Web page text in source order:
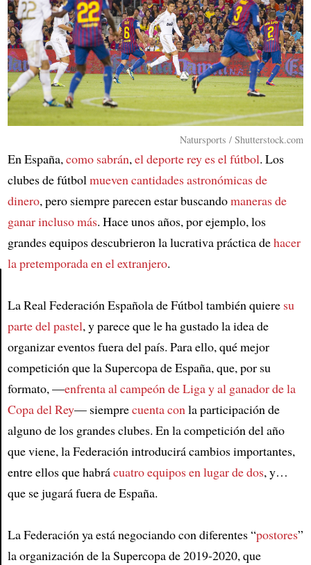
Article
Natursports / Shutterstock.com
En España,como sabrán,el deporte rey es el fútbol. Los
clubes de fútbolmueven cantidades astronómicas de
dinero, pero siempre parecen estar buscandomaneras de
ganar incluso más. Hace unos años, por ejemplo, los
grandes equipos descubrieron la lucrativa práctica dehacer
la pretemporada en el extranjero.
La Real Federación Española de Fútbol también quiere su
parte del pastel, y parece que le ha gustado la idea de
organizar eventos fuera del país. Para ello, qué mejor
competición que la Supercopa de España, que, por su
formato, —enfrenta al campeón de Liga y al ganador de la
Copa del Rey— siemprecuenta conla participación de
alguno de los grandes clubes. En la competición del año
que viene, la Federación introducirá cambios importantes,
entre ellos que habrácuatro equipos en lugar de dos, y…
que se jugará fuera de España.
La Federación ya está negociando con diferentes “postores”
la organización de la Supercopa de 2019-2020, que